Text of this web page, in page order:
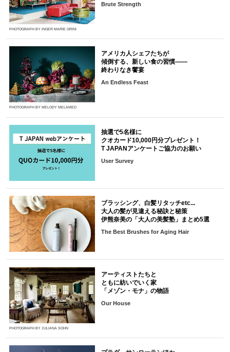
PHOTOGRAPH BY INGER MARIE GRINI
Brute Strength
PHOTOGRAPH BY MELODY MELAMED
アメリカ人シェフたちが
傾倒する、新しい食の習慣――
終わりなき饗宴
An Endless Feast
抽選で5名様に
クオカード10,000円分プレゼント！
T JAPANアンケートご協力のお願い
User Survey
ブラッシング、白髪リタッチetc...
大人の髪が見違える秘訣と秘策
伊熊奈美の「大人の美髪塾」まとめ5選
The Best Brushes for Aging Hair
PHOTOGRAPH BY JULIANA SOHN
アーティストたちと
ともに紡いでいく家
「メゾン・モナ」の物語
Our House